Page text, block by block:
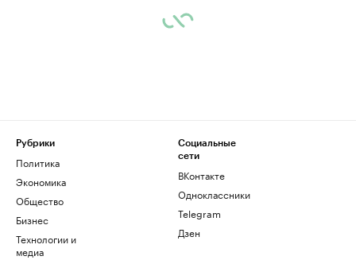
Рубрики
Политика
Экономика
Общество
Бизнес
Технологии и
медиа
Социальные
сети
ВКонтакте
Одноклассники
Telegram
Дзен